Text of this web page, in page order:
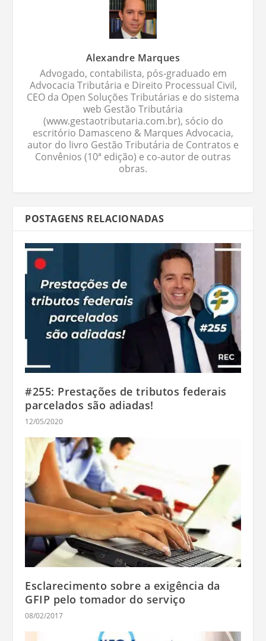
Alexandre Marques
Advogado, contabilista, pós-graduado em
Advocacia Tributária e Direito Processual Civil,
CEO da Open Soluções Tributárias e do sistema
web Gestão Tributária
(www.gestaotributaria.com.br), sócio do
escritório Damasceno & Marques Advocacia,
autor do livro Gestão Tributária de Contratos e
Convênios (10ª edição) e co-autor de outras
obras.
POSTAGENS RELACIONADAS
#255: Prestações de tributos federais
parcelados são adiadas!
12/05/2020
Esclarecimento sobre a exigência da
GFIP pelo tomador do serviço
08/02/2017